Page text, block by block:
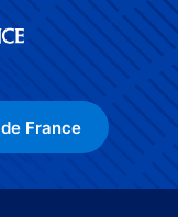
France